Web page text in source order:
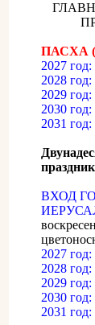
ПАСХА
2027
2028
2029
2030
2031
ВХОД
2027
2028
2029
2030
2031